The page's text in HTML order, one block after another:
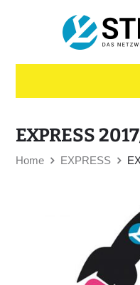
EXPRESS
Home EXPRESS